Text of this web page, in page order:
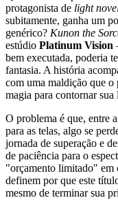
protagonista de light
subitamente, ganha um
genérico? Kunon the
estúdio Platinum Vision
bem executada, poderia
fantasia. A história
com uma maldição que o
magia para contornar
O problema é que, entre
para as telas, algo se
jornada de superação e
de paciência para o
"orçamento limitado" em
definem por que este
mesmo de terminar sua